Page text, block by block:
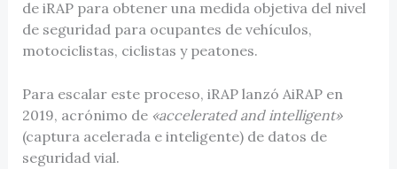
de iRAP para obtener una medida objetiva del nivel
de seguridad para ocupantes de vehículos,
motociclistas, ciclistas y peatones.
Para escalar este proceso, iRAP lanzó AiRAP en
2019, acrónimo de «accelerated and intelligent»
(captura acelerada e inteligente) de datos de
seguridad vial.